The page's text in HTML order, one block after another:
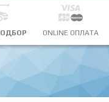
ONLINE ОПЛАТА